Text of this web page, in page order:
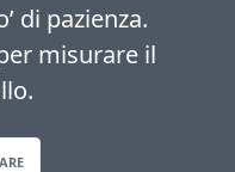
di pazienza.
misurare il